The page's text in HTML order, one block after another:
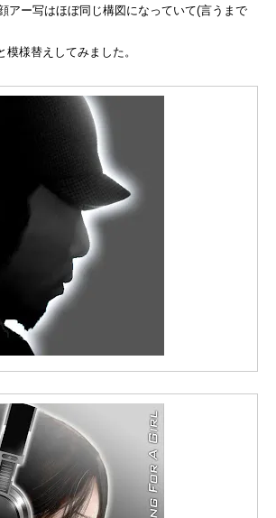
アー写はほぼ同じ構図になっていて(言うまで
様替えしてみました。